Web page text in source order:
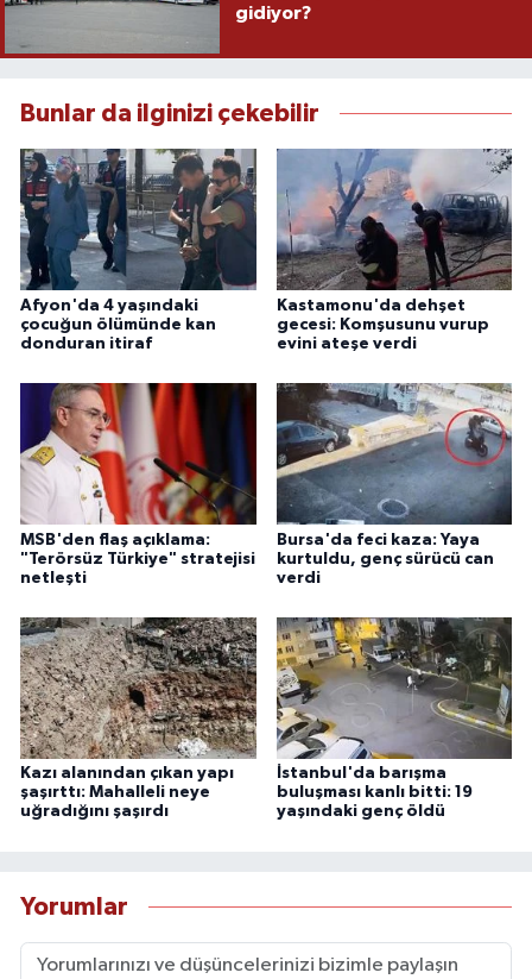
gidiyor?
Bunlar da ilginizi çekebilir
Afyon'da 4 yaşındaki
çocuğun ölümünde kan
donduran itiraf
Kastamonu'da dehşet
gecesi: Komşusunu vurup
evini ateşe verdi
MSB'den flaş açıklama:
"Terörsüz Türkiye" stratejisi
netleşti
Bursa'da feci kaza: Yaya
kurtuldu, genç sürücü can
verdi
Kazı alanından çıkan yapı
şaşırttı: Mahalleli neye
uğradığını şaşırdı
İstanbul'da barışma
buluşması kanlı bitti: 19
yaşındaki genç öldü
Yorumlar